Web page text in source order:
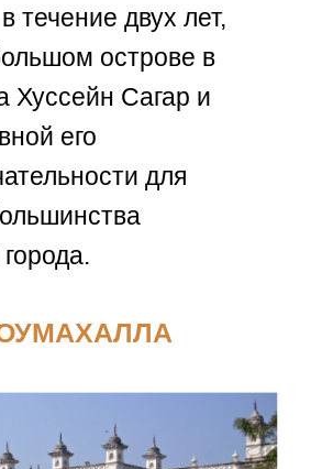
течение двух лет,
острове в
Хуссейн Сагар и
его
для